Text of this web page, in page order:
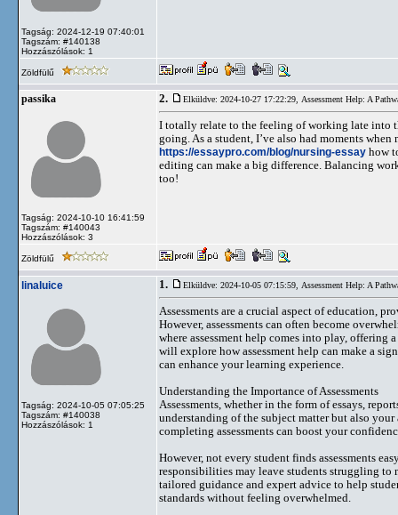
Tagság: 2024-12-19 07:40:01
Tagszám: #140138
Hozzászólások: 1
Zöldfülű
passika
Tagság: 2024-10-10 16:41:59
Tagszám: #140043
Hozzászólások: 3
2. Elküldve: 2024-10-27 17:22:29, Assessment Help: A
I totally relate to the feeling of working late into
going. As a student, I’ve also had moments
https://essaypro.com/blog/nursing-essay how
editing can make a big difference. Balancing
too!
Zöldfülű
linaluice
Tagság: 2024-10-05 07:05:25
Tagszám: #140038
Hozzászólások: 1
1. Elküldve: 2024-10-05 07:15:59, Assessment Help: A
Assessments are a crucial aspect of education,
However, assessments can often become
where assessment help comes into play, offering
will explore how assessment help can make a
can enhance your learning experience.
Understanding the Importance of Assessments
Assessments, whether in the form of essays,
understanding of the subject matter but also
completing assessments can boost your
However, not every student finds assessments
responsibilities may leave students struggling to
tailored guidance and expert advice to help
standards without feeling overwhelmed.